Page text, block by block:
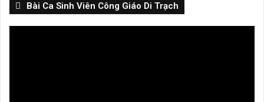
Bài Ca Sinh Viên Công Giáo Di Trạch